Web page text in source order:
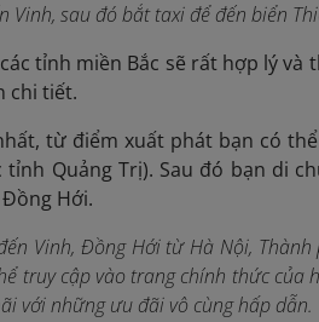
Vinh, sau đó bắt taxi để đến biển
tỉnh miền Bắc sẽ rất hợp lý và
chi tiết.
từ điểm xuất phát bạn có
Quảng Trị). Sau đó bạn di
Hới.
Vinh, Đồng Hới từ Hà Nội,
truy cập vào trang chính thức của
với những ưu đãi vô cùng hấp dẫn.